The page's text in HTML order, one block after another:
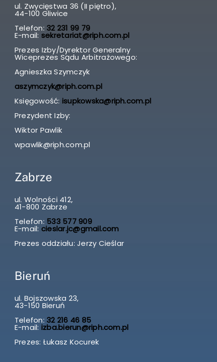
ul. Zwycięstwa 36 (II piętro),
44-100 Gliwice
Telefon: 32 231 99 79
E-mail: sekretariat@riph.com.pl
Prezes Izby/Dyrektor Generalny
Wiceprezes Sądu Arbitrażowego:
Agnieszka Szymczyk
aszymczyk@riph.com.pl
Księgowość: isupkowska@riph.com.pl
Prezydent Izby:
Wiktor Pawlik
wpawlik@riph.com.pl
Zabrze
ul. Wolności 412,
41-800 Zabrze
Telefon: 533 577 909
E-mail: cieslar.jc@gmail.com
Prezes oddziału: Jerzy Cieślar
Bieruń
ul. Bojszowska 23,
43-150 Bieruń
Telefon: 32 216 46 85
E-mail: izba.bierun@riph.com.pl
Prezes: Łukasz Kocurek